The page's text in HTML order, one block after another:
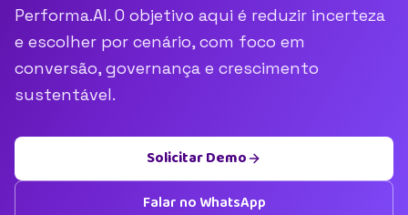
Performa.AI. O objetivo aqui é reduzir incerteza
e escolher por cenário, com foco em
conversão, governança e crescimento
sustentável.
Solicitar Demo
Falar no WhatsApp